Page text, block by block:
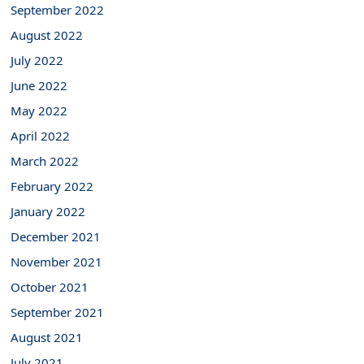
September 2022
August 2022
July 2022
June 2022
May 2022
April 2022
March 2022
February 2022
January 2022
December 2021
November 2021
October 2021
September 2021
August 2021